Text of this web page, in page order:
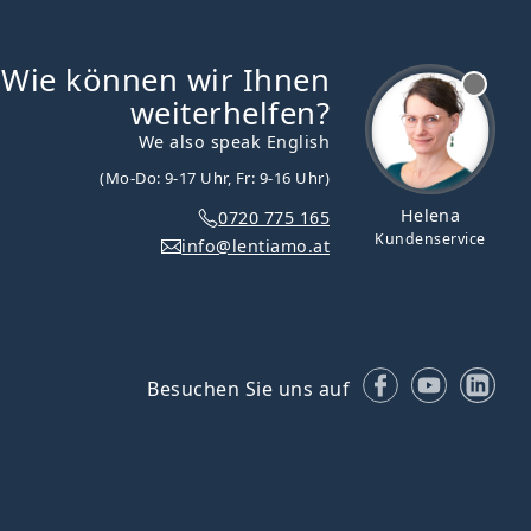
Helena
Kundenservice
Wie können wir Ihnen
weiterhelfen?
We also speak English
(Mo-Do: 9-17 Uhr, Fr: 9-16 Uhr)
0720 775 165
info@lentiamo.at
Besuchen Sie uns auf Facebook
YouTube